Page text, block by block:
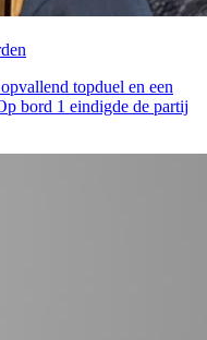
topduel en een
bord 1 eindigde de partij